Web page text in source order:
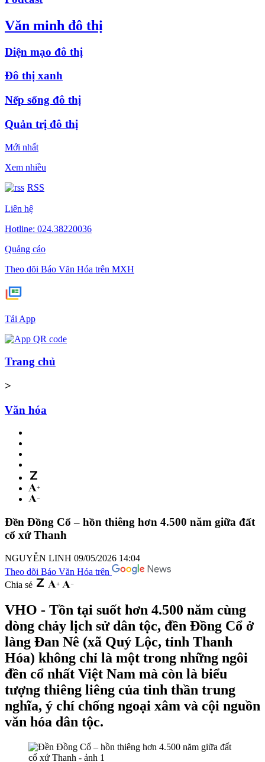
Văn minh đô thị
Diện mạo đô thị
Đô thị xanh
Nếp sống đô thị
Quản trị đô thị
Mới nhất
Xem nhiều
RSS
Liên hệ
Hotline: 024.38220036
Quảng cáo
Theo dõi Báo Văn Hóa trên MXH
Tải App
Trang chủ
>
Văn hóa
Đền Đồng Cổ – hồn thiêng hơn 4.500 năm giữa đất
cổ xứ Thanh
NGUYỄN LINH 09/05/2026 14:04
Theo dõi Báo Văn Hóa trên
Chia sẻ
VHO - Tồn tại suốt hơn 4.500 năm cùng
dòng chảy lịch sử dân tộc, đền Đồng Cổ ở
làng Đan Nê (xã Quý Lộc, tỉnh Thanh
Hóa) không chỉ là một trong những ngôi
đền cổ nhất Việt Nam mà còn là biểu
tượng thiêng liêng của tinh thần trung
nghĩa, ý chí chống ngoại xâm và cội nguồn
văn hóa dân tộc.